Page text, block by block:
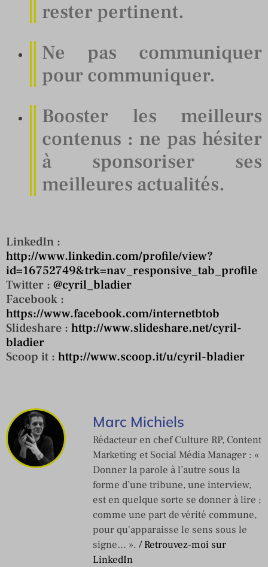
rester pertinent.
Ne pas communiquer
pour communiquer.
Booster les meilleurs
contenus : ne pas hésiter
à sponsoriser ses
meilleures actualités.
LinkedIn :
http://www.linkedin.com/profile/view?
id=16752749&trk=nav_responsive_tab_profile
Twitter : @cyril_bladier
Facebook :
https://www.facebook.com/internetbtob
Slideshare : http://www.slideshare.net/cyril-
bladier
Scoop it : http://www.scoop.it/u/cyril-bladier
Marc Michiels
Rédacteur en chef Culture RP, Content
Marketing et Social Média Manager : «
Donner la parole à l’autre sous la
forme d’une tribune, une interview,
est en quelque sorte se donner à lire ;
comme une part de vérité commune,
pour qu'apparaisse le sens sous le
signe… ». / Retrouvez-moi sur
LinkedIn